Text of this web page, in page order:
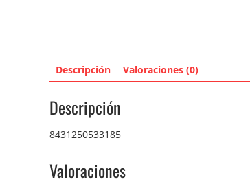
Descripción Valoraciones (0)
Descripción
8431250533185
Valoraciones